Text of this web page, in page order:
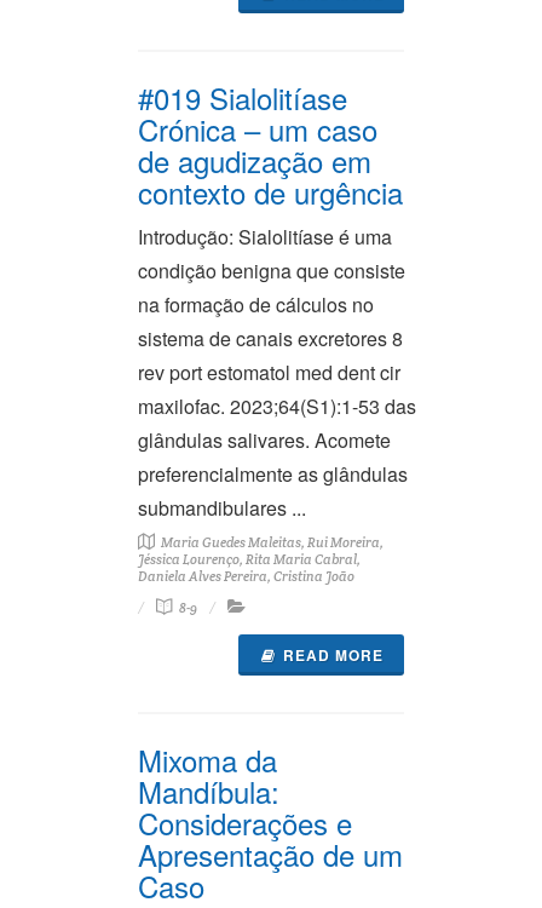
#019 Sialolitíase
Crónica – um caso
de agudização em
contexto de urgência
Introdução: Sialolitíase é uma
condição benigna que consiste
na formação de cálculos no
sistema de canais excretores 8
rev port estomatol med dent cir
maxilofac. 2023;64(S1):1-53 das
glândulas salivares. Acomete
preferencialmente as glândulas
submandibulares ...
Maria Guedes Maleitas, Rui Moreira,
Jéssica Lourenço, Rita Maria Cabral,
Daniela Alves Pereira, Cristina João
8-9
READ MORE
Mixoma da
Mandíbula:
Considerações e
Apresentação de um
Caso